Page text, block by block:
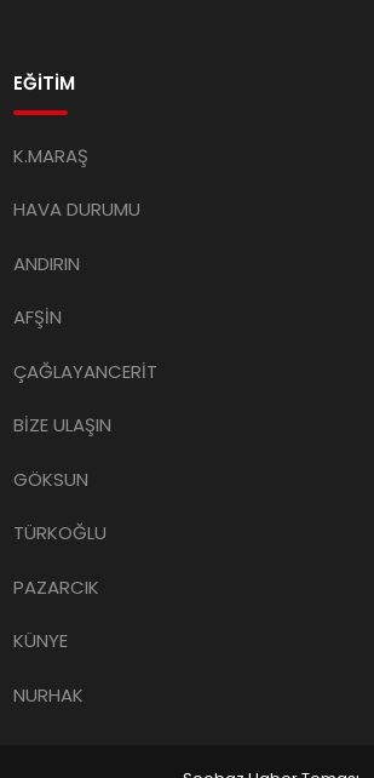
EĞİTİM
K.MARAŞ
HAVA DURUMU
ANDIRIN
AFŞİN
ÇAĞLAYANCERİT
BİZE ULAŞIN
GÖKSUN
TÜRKOĞLU
PAZARCIK
KÜNYE
NURHAK